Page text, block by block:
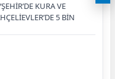
KURA VE
5 BİN